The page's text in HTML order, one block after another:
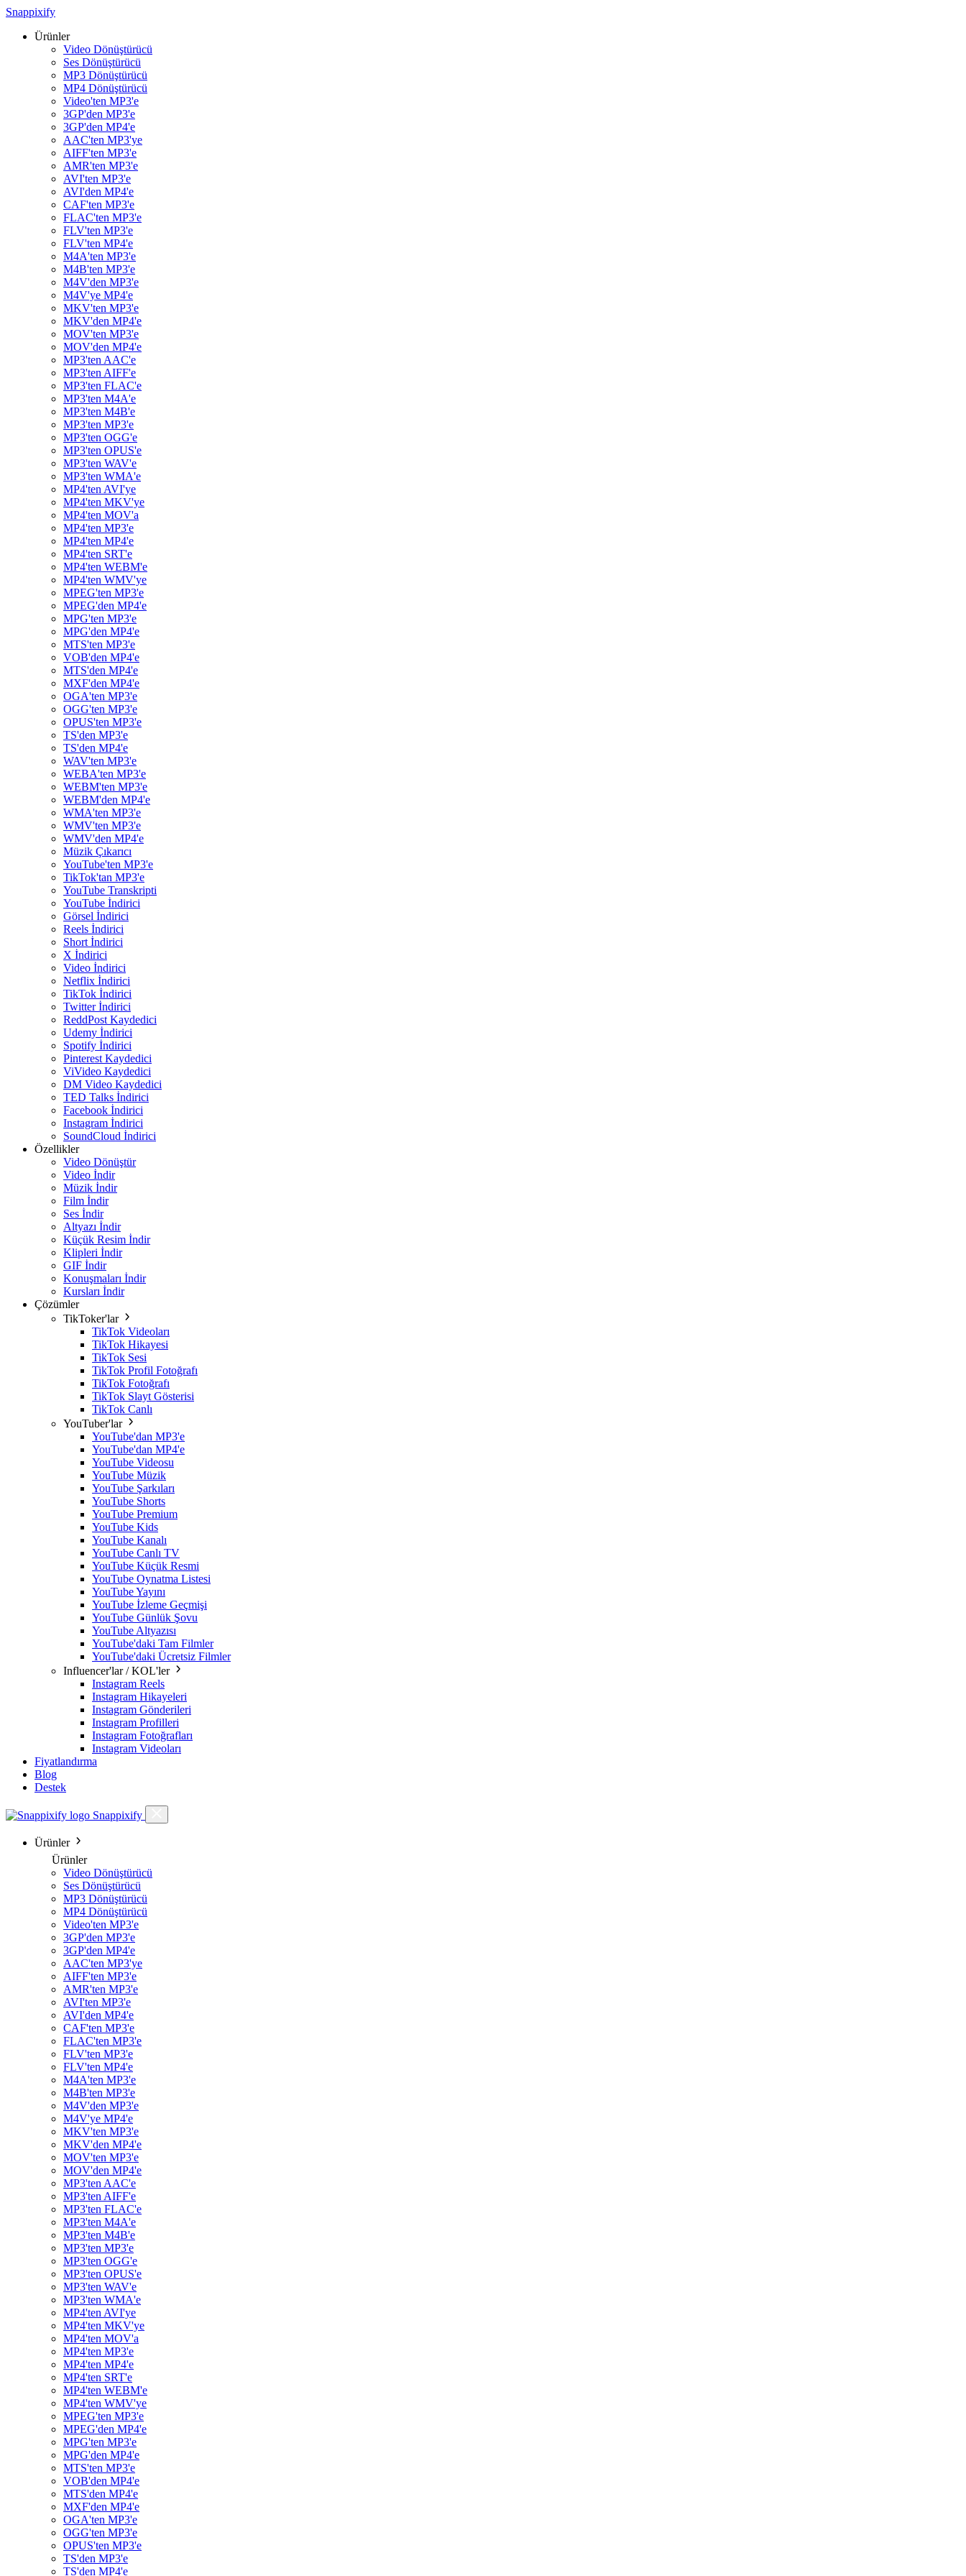
Snappixify
Ürünler
Video Dönüştürücü
Ses Dönüştürücü
MP3 Dönüştürücü
MP4 Dönüştürücü
Video'ten MP3'e
3GP'den MP3'e
3GP'den MP4'e
AAC'ten MP3'ye
AIFF'ten MP3'e
AMR'ten MP3'e
AVI'ten MP3'e
AVI'den MP4'e
CAF'ten MP3'e
FLAC'ten MP3'e
FLV'ten MP3'e
FLV'ten MP4'e
M4A'ten MP3'e
M4B'ten MP3'e
M4V'den MP3'e
M4V'ye MP4'e
MKV'ten MP3'e
MKV'den MP4'e
MOV'ten MP3'e
MOV'den MP4'e
MP3'ten AAC'e
MP3'ten AIFF'e
MP3'ten FLAC'e
MP3'ten M4A'e
MP3'ten M4B'e
MP3'ten MP3'e
MP3'ten OGG'e
MP3'ten OPUS'e
MP3'ten WAV'e
MP3'ten WMA'e
MP4'ten AVI'ye
MP4'ten MKV'ye
MP4'ten MOV'a
MP4'ten MP3'e
MP4'ten MP4'e
MP4'ten SRT'e
MP4'ten WEBM'e
MP4'ten WMV'ye
MPEG'ten MP3'e
MPEG'den MP4'e
MPG'ten MP3'e
MPG'den MP4'e
MTS'ten MP3'e
VOB'den MP4'e
MTS'den MP4'e
MXF'den MP4'e
OGA'ten MP3'e
OGG'ten MP3'e
OPUS'ten MP3'e
TS'den MP3'e
TS'den MP4'e
WAV'ten MP3'e
WEBA'ten MP3'e
WEBM'ten MP3'e
WEBM'den MP4'e
WMA'ten MP3'e
WMV'ten MP3'e
WMV'den MP4'e
Müzik Çıkarıcı
YouTube'ten MP3'e
TikTok'tan MP3'e
YouTube Transkripti
YouTube İndirici
Görsel İndirici
Reels İndirici
Short İndirici
X İndirici
Video İndirici
Netflix İndirici
TikTok İndirici
Twitter İndirici
ReddPost Kaydedici
Udemy İndirici
Spotify İndirici
Pinterest Kaydedici
ViVideo Kaydedici
DM Video Kaydedici
TED Talks İndirici
Facebook İndirici
Instagram İndirici
SoundCloud İndirici
Özellikler
Video Dönüştür
Video İndir
Müzik İndir
Film İndir
Ses İndir
Altyazı İndir
Küçük Resim İndir
Klipleri İndir
GIF İndir
Konuşmaları İndir
Kursları İndir
Çözümler
TikToker'lar
TikTok Videoları
TikTok Hikayesi
TikTok Sesi
TikTok Profil Fotoğrafı
TikTok Fotoğrafı
TikTok Slayt Gösterisi
TikTok Canlı
YouTuber'lar
YouTube'dan MP3'e
YouTube'dan MP4'e
YouTube Videosu
YouTube Müzik
YouTube Şarkıları
YouTube Shorts
YouTube Premium
YouTube Kids
YouTube Kanalı
YouTube Canlı TV
YouTube Küçük Resmi
YouTube Oynatma Listesi
YouTube Yayını
YouTube İzleme Geçmişi
YouTube Günlük Şovu
YouTube Altyazısı
YouTube'daki Tam Filmler
YouTube'daki Ücretsiz Filmler
Influencer'lar / KOL'ler
Instagram Reels
Instagram Hikayeleri
Instagram Gönderileri
Instagram Profilleri
Instagram Fotoğrafları
Instagram Videoları
Fiyatlandırma
Blog
Destek
Snappixify
Ürünler
Ürünler
Video Dönüştürücü
Ses Dönüştürücü
MP3 Dönüştürücü
MP4 Dönüştürücü
Video'ten MP3'e
3GP'den MP3'e
3GP'den MP4'e
AAC'ten MP3'ye
AIFF'ten MP3'e
AMR'ten MP3'e
AVI'ten MP3'e
AVI'den MP4'e
CAF'ten MP3'e
FLAC'ten MP3'e
FLV'ten MP3'e
FLV'ten MP4'e
M4A'ten MP3'e
M4B'ten MP3'e
M4V'den MP3'e
M4V'ye MP4'e
MKV'ten MP3'e
MKV'den MP4'e
MOV'ten MP3'e
MOV'den MP4'e
MP3'ten AAC'e
MP3'ten AIFF'e
MP3'ten FLAC'e
MP3'ten M4A'e
MP3'ten M4B'e
MP3'ten MP3'e
MP3'ten OGG'e
MP3'ten OPUS'e
MP3'ten WAV'e
MP3'ten WMA'e
MP4'ten AVI'ye
MP4'ten MKV'ye
MP4'ten MOV'a
MP4'ten MP3'e
MP4'ten MP4'e
MP4'ten SRT'e
MP4'ten WEBM'e
MP4'ten WMV'ye
MPEG'ten MP3'e
MPEG'den MP4'e
MPG'ten MP3'e
MPG'den MP4'e
MTS'ten MP3'e
VOB'den MP4'e
MTS'den MP4'e
MXF'den MP4'e
OGA'ten MP3'e
OGG'ten MP3'e
OPUS'ten MP3'e
TS'den MP3'e
TS'den MP4'e